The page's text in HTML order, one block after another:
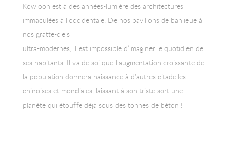
Kowloon est à des années-lumière des architectures
immaculées à l’occidentale. De nos pavillons de banlieue à
nos gratte-ciels
ultra-modernes, il est impossible d’imaginer le quotidien de
ses habitants. Il va de soi que l’augmentation croissante de
la population donnera naissance à d’autres citadelles
chinoises et mondiales, laissant à son triste sort une
planète qui étouffe déjà sous des tonnes de béton !